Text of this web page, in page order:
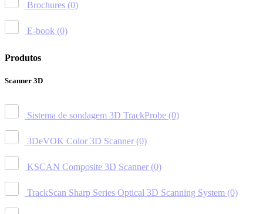
Brochures (0)
E-book (0)
Produtos
Scanner 3D
Sistema de sondagem 3D TrackProbe (0)
3DeVOK Color 3D Scanner (0)
KSCAN Composite 3D Scanner (0)
TrackScan Sharp Series Optical 3D Scanning System (0)